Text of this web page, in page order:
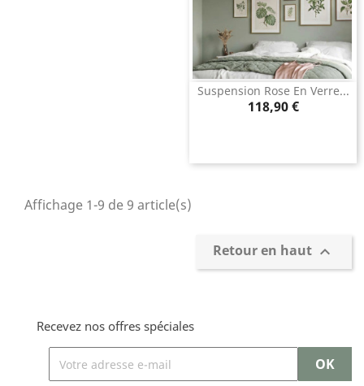
Suspension Rose En Verre...
Prix
118,90 €
Affichage 1-9 de 9 article(s)
Retour en haut 
Recevez nos offres spéciales